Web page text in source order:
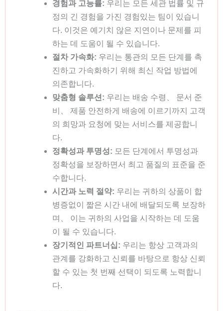
경험과 고능률: 우리는 모든 세관 법률 및 규
정의 긴 경험을 가진 경험있는 팀이 있습니
다. 이것은 예기치 않은 지연이나 문제를 피
하는 데 도움이 될 수 있습니다.
절차 가속화: 우리는 통관의 모든 단계를 촉
진하고 가속화하기 위해 최신 작업 방법에
의존합니다.
맞춤형 솔루션: 우리는 배송 수령、 문서 준
비、 제품 안전하게 배송에 이르기까지 고객
의 희망과 요청에 맞는 서비스를 제공합니
다.
정확성과 투명성: 모든 단계에서 투명성과
정확성을 보장하면서 최고 품질의 표준을 준
수합니다.
시간과 노력 절약: 우리는 귀하의 상품이 합
병증없이 짧은 시간 내에 배달되도록 보장하
며、 이는 귀하의 사업을 시작하는 데 도움
이 될 수 있습니다.
장기적인 파트너십: 우리는 항상 고객과의
관계를 강화하고 신뢰를 바탕으로 항상 신뢰
할 수 있는 첫 번째 선택이 되도록 노력합니
다.